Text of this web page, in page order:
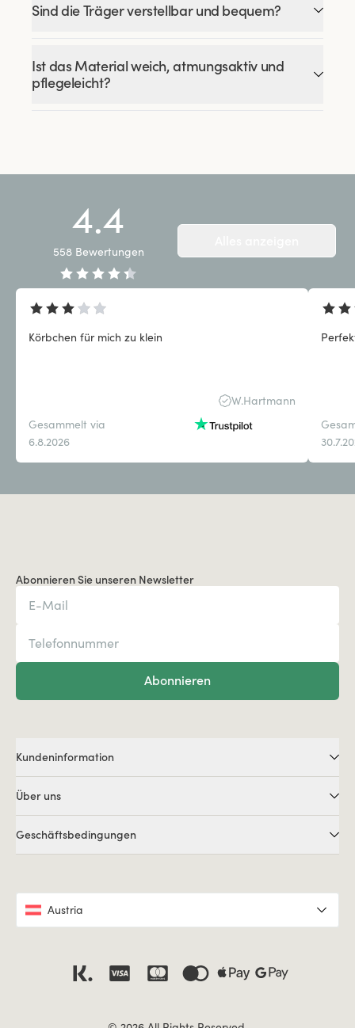
Sind die Träger verstellbar und bequem?
Ist das Material weich, atmungsaktiv und
pflegeleicht?
4.4
558 Bewertungen
Körbchen für mich zu klein
W.Hartmann
Gesammelt via
6.8.2026
Abonnieren Sie unseren Newsletter
Abonnieren
Kundeninformation
Über uns
Geschäftsbedingungen
Austria